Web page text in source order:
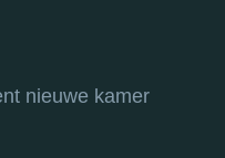
nieuwe kamer